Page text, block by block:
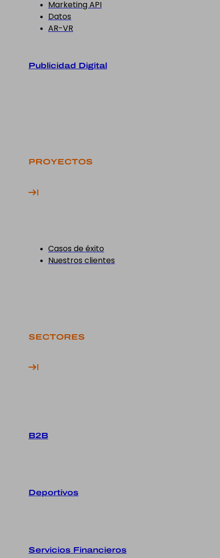
Marketing API
Datos
AR-VR
Publicidad Digital
PROYECTOS
Casos de éxito
Nuestros clientes
SECTORES
B2B
Deportivos
Servicios Financieros